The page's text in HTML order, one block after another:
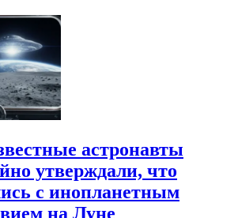
астронавты
утверждали, что
с инопланетным
на Луне